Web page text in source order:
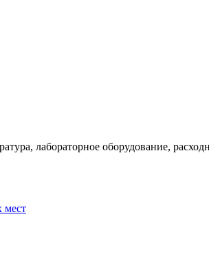
лабораторное оборудование,
мест